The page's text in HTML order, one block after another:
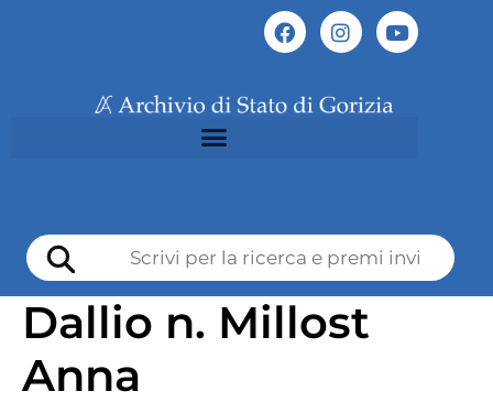
Dallio n. Millost
Anna